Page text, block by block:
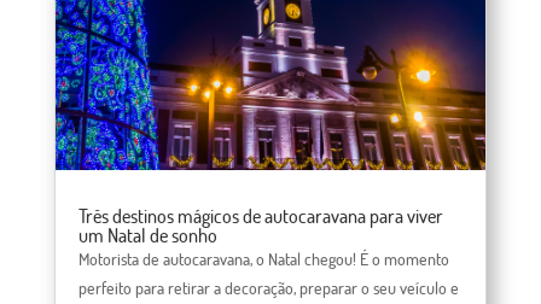
Três destinos mágicos de autocaravana para viver
um Natal de sonho
Motorista de autocaravana, o Natal chegou! É o momento
perfeito para retirar a decoração, preparar o seu veículo e